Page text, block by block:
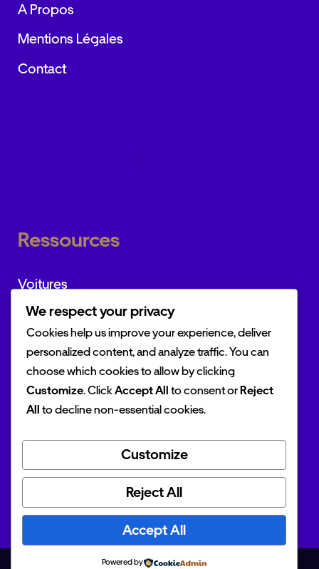
A Propos
Mentions Légales
Contact
Ressources
Voitures
Marques
Actualités
Outils
Simulateur TVS
Simulateur crédit auto
We respect your privacy
Cookies help us improve your experience, deliver
personalized content, and analyze traffic. You can
choose which cookies to allow by clicking
Customize. ClickAccept All to consent orReject
All to decline non-essential cookies.
Customize
Reject All
Accept All
Powered by